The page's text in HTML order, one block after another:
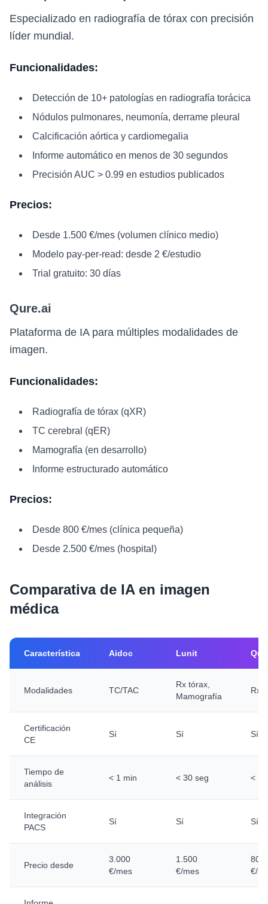
Especializado en radiografía de tórax con precisión
líder mundial.
Funcionalidades:
Detección de 10+ patologías en radiografía torácica
Nódulos pulmonares, neumonía, derrame pleural
Calcificación aórtica y cardiomegalia
Informe automático en menos de 30 segundos
Precisión AUC > 0.99 en estudios publicados
Precios:
Desde 1.500 €/mes (volumen clínico medio)
Modelo pay-per-read: desde 2 €/estudio
Trial gratuito: 30 días
Qure.ai
Plataforma de IA para múltiples modalidades de
imagen.
Funcionalidades:
Radiografía de tórax (qXR)
TC cerebral (qER)
Mamografía (en desarrollo)
Informe estructurado automático
Precios:
Desde 800 €/mes (clínica pequeña)
Desde 2.500 €/mes (hospital)
Comparativa de IA en imagen
médica
Característica Aidoc Lunit
Modalidades TC/TAC
Rx tórax,
Mamografía
Rx,
Certificación
CE
Sí Sí Sí
Tiempo de
análisis
< 1 min < 30 seg < 1
Integración
PACS
Sí Sí Sí
Precio desde
3.000
€/mes
1.500
€/mes
800
€/